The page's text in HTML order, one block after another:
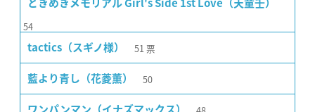
ときめきメモリアル Girl's Side 1st Love（天童壬）
54
tactics（スギノ様） 51 票
藍より青し（花菱薫） 50
ワンパンマン（イナズマックス）